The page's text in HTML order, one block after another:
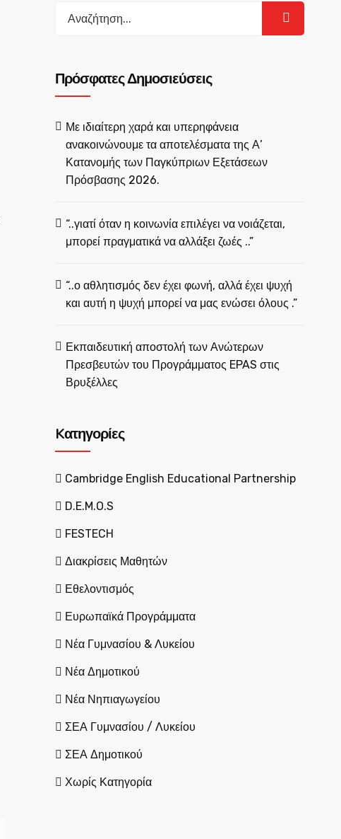
Πρόσφατες Δημοσιεύσεις
Με ιδιαίτερη χαρά και υπερηφάνεια
ανακοινώνουμε τα αποτελέσματα της Α’
Κατανομής των Παγκύπριων Εξετάσεων
Πρόσβασης 2026.
“..γιατί όταν η κοινωνία επιλέγει να νοιάζεται,
μπορεί πραγματικά να αλλάξει ζωές ..”
“..ο αθλητισμός δεν έχει φωνή, αλλά έχει ψυχή
και αυτή η ψυχή μπορεί να μας ενώσει όλους .”
Εκπαιδευτική αποστολή των Ανώτερων
Πρεσβευτών του Προγράμματος EPAS στις
Βρυξέλλες
Kατηγορίες
Cambridge English Educational Partnership
D.E.M.O.S
FESTECH
Διακρίσεις Μαθητών
Εθελοντισμός
Ευρωπαϊκά Προγράμματα
Νέα Γυμνασίου & Λυκείου
Νέα Δημοτικού
Νέα Νηπιαγωγείου
ΣΕΑ Γυμνασίου / Λυκείου
ΣΕΑ Δημοτικού
Χωρίς Κατηγορία